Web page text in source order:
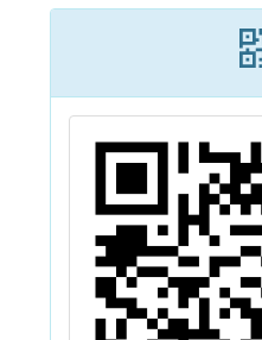
公演《悸
詠》